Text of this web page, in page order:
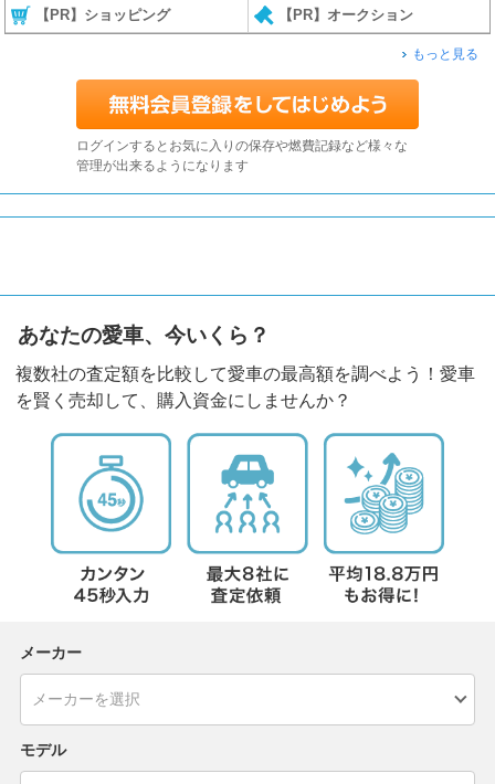
【PR】ショッピング 【PR】オークション
もっと見る
ログインするとお気に入りの保存や燃費記録など様々な
管理が出来るようになります
あなたの愛車、今いくら？
複数社の査定額を比較して愛車の最高額を調べよう！愛車
を賢く売却して、購入資金にしませんか？
メーカー
モデル